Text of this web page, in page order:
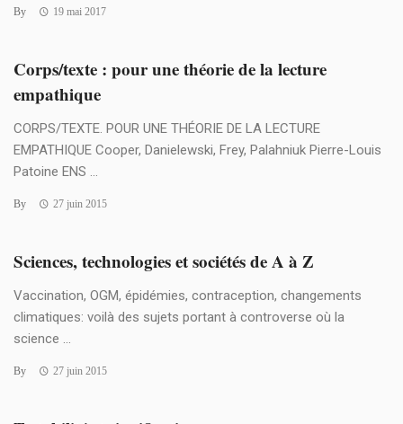
By 19 mai 2017
Corps/texte : pour une théorie de la lecture
empathique
CORPS/TEXTE. POUR UNE THÉORIE DE LA LECTURE
EMPATHIQUE Cooper, Danielewski, Frey, Palahniuk Pierre-Louis
Patoine ENS ...
By 27 juin 2015
Sciences, technologies et sociétés de A à Z
Vaccination, OGM, épidémies, contraception, changements
climatiques: voilà des sujets portant à controverse où la
science ...
By 27 juin 2015